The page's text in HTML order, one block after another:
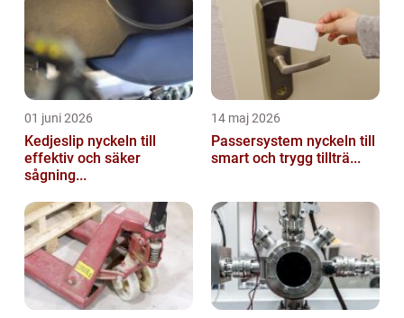
01 juni 2026
Kedjeslip nyckeln till
effektiv och säker
sågning...
14 maj 2026
Passersystem nyckeln till
smart och trygg tillträ...